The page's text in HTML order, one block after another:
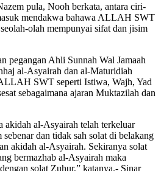
pula, Nooh berkata, antara ciri-
mendakwa bahawa ALLAH SWT
olah mempunyai sifat dan jisim
pegangan Ahli Sunnah Wal Jamaah
al-Asyairah dan al-Maturidiah
SWT seperti Istiwa, Wajh, Yad
sebagaimana ajaran Muktazilah dan
akidah al-Asyairah telah terkeluar
sebenar dan tidak sah solat di belakang
akidah al-Asyairah. Sekiranya solat
bermazhab al-Asyairah maka
solat Zuhur,” katanya.- Sinar